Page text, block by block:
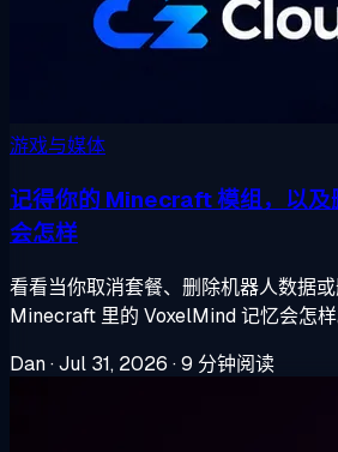
游戏与媒体
记得你的 Minecraft 模组，以及
会怎样
看看当你取消套餐、删除机器人数据或
Minecraft 里的 VoxelMind 记忆会怎样
Dan·Jul 31, 2026 ·9 分钟阅读